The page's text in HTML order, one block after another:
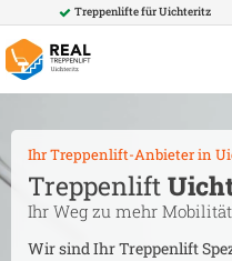
Treppenlifte fürUichteritz
Ihr Treppenlift-Anbieter in
Treppenlift
Ihr Weg zu mehr Mobilität
Wir sind Ihr Treppenlift